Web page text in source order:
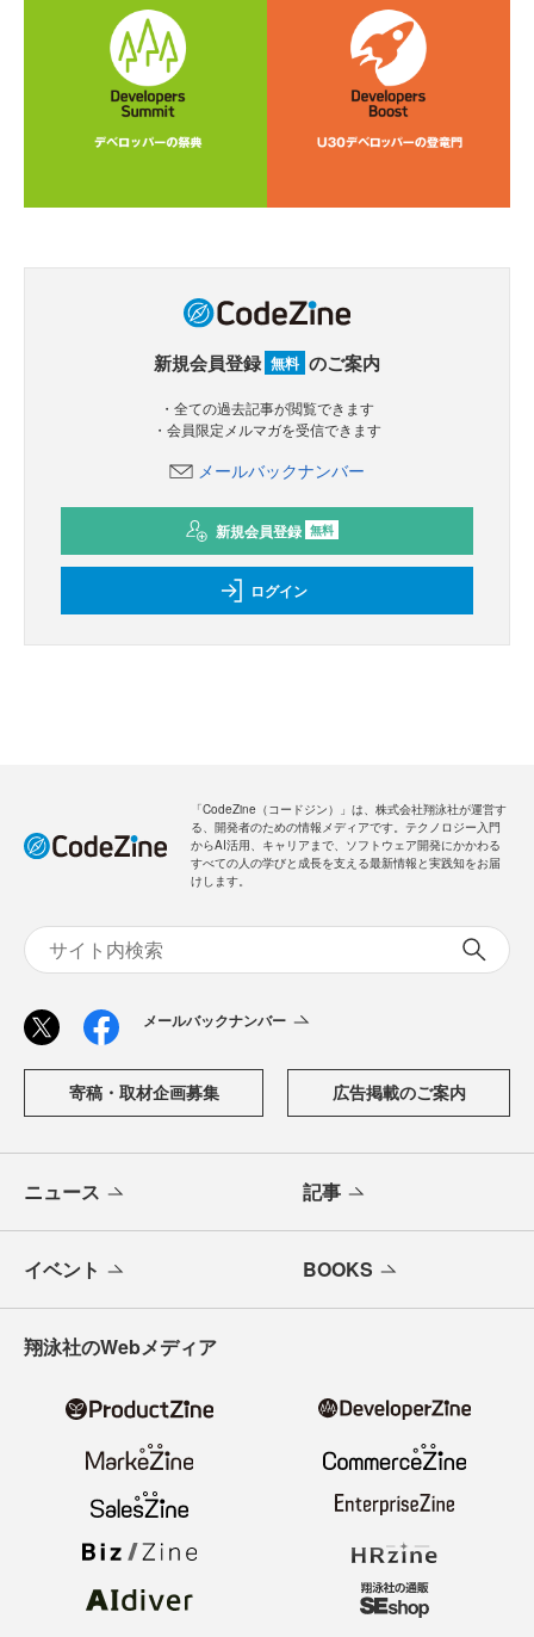
新規会員登録 無料 のご案内
・全ての過去記事が閲覧できます
・会員限定メルマガを受信できます
メールバックナンバー
新規会員登録 無料
ログイン
「CodeZine（コードジン）」は、株式会社翔泳社が運営す
る、開発者のための情報メディアです。テクノロジー入門
からAI活用、キャリアまで、ソフトウェア開発にかかわる
すべての人の学びと成長を支える最新情報と実践知をお届
けします。
メールバックナンバー
寄稿・取材企画募集 広告掲載のご案内
ニュース 記事
イベント BOOKS
翔泳社のWebメディア